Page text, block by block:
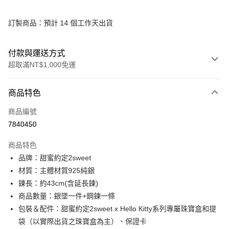
訂製商品：預計 14 個工作天出貨
付款與運送方式
超取滿NT$1,000免運
信用卡一次付款
信用卡分期付款
合作金庫商業銀行
華南商業銀行
上海商業儲蓄銀行
國泰世華商業銀行
臺灣中小企業銀行
匯豐（台灣）商業銀行
華泰商業銀行
聯邦商業銀行
遠東國際商業銀行
元大商業銀行
永豐商業銀行
6 期 0 利率 每期
華南商業銀行
上海商業儲蓄銀行
國泰世華商業銀行
臺灣中小企業銀行
台中商業銀行
匯豐（台灣）商業銀行
華泰商業銀行
超商取貨付款
LINE Pay
Apple Pay
街口支付
商品特色
商品編號
7840450
商品特色
品牌：甜蜜約定2sweet
材質：主體材質925純銀
鍊長：約43cm(含延長鍊)
商品數量：銀墜一件+鋼鍊一條
包裝＆配件：甜蜜約定2sweet x Hello Kitty系列專屬珠寶盒和提
袋（以實際出貨之珠寶盒為主）、保證卡